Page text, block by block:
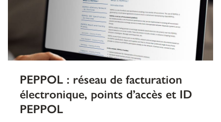
PEPPOL : réseau de facturation
électronique, points d’accès et ID
PEPPOL